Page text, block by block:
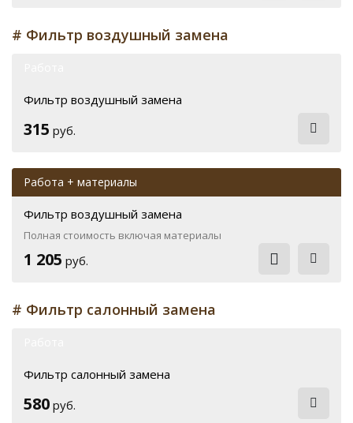
# Фильтр воздушный замена
Фильтр воздушный замена
315 руб.
Работа + материалы
Фильтр воздушный замена
Полная стоимость включая материалы
1 205 руб.
# Фильтр салонный замена
Фильтр салонный замена
580 руб.